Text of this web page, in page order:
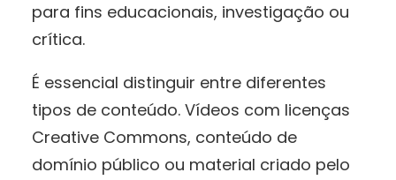
para fins educacionais, investigação ou
crítica.
É essencial distinguir entre diferentes
tipos de conteúdo. Vídeos com licenças
Creative Commons, conteúdo de
domínio público ou material criado pelo